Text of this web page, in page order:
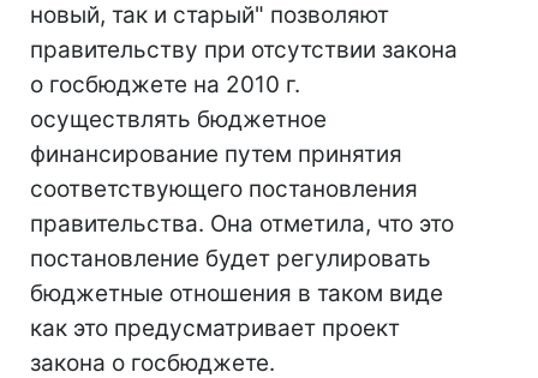
новый, так и старый" позволяют
правительству при отсутствии закона
о госбюджете на 2010 г.
осуществлять бюджетное
финансирование путем принятия
соответствующего постановления
правительства. Она отметила, что это
постановление будет регулировать
бюджетные отношения в таком виде
как это предусматривает проект
закона о госбюджете.